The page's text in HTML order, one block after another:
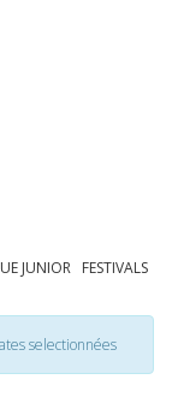
JUNIOR FESTIVALS
selectionnées